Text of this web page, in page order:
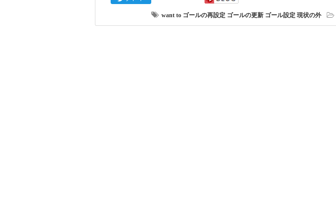
want to ゴールの再設定 ゴールの更新 ゴール設定 現状の外